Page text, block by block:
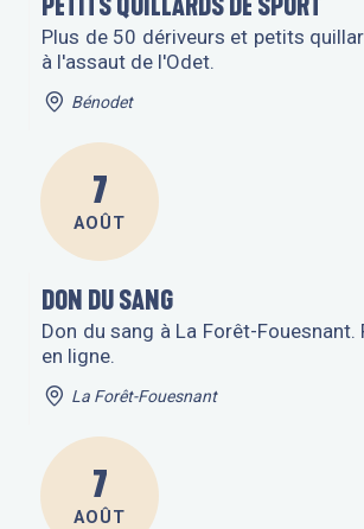
PETITS QUILLARDS DE SPORT
Plus de 50 dériveurs et petits
à l'assaut de l'Odet.
Bénodet
7
AOÛT
DON DU SANG
Don du sang à La Forêt-Fouesnant.
en ligne.
La Forêt-Fouesnant
7
AOÛT